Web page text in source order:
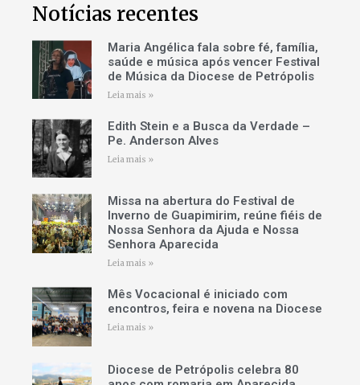
Notícias recentes
Maria Angélica fala sobre fé, família,
saúde e música após vencer Festival
de Música da Diocese de Petrópolis
Leia mais »
Edith Stein e a Busca da Verdade –
Pe. Anderson Alves
Leia mais »
Missa na abertura do Festival de
Inverno de Guapimirim, reúne fiéis de
Nossa Senhora da Ajuda e Nossa
Senhora Aparecida
Leia mais »
Mês Vocacional é iniciado com
encontros, feira e novena na Diocese
Leia mais »
Diocese de Petrópolis celebra 80